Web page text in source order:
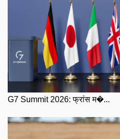
G7 Summit 2026: फ्रांस म�...